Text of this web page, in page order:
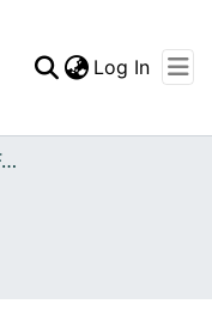
Log In
Archivo del Patrimonio Fotográfico y Fílmico del Valle del Cauca